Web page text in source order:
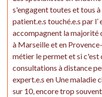
s'engagent toutes et tous
patient.e.s touché.e.s par
accompagnent la majorité
à Marseille et en
métier le permet et si c'est
consultations à distance
expert.e.s en Une maladie
sur 10, encore trop